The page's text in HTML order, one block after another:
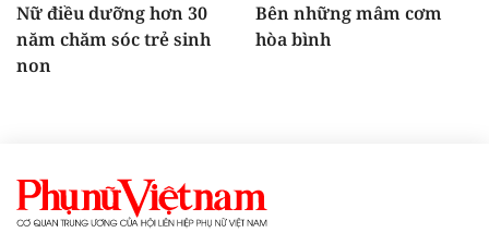
Nữ điều dưỡng hơn 30
năm chăm sóc trẻ sinh
non
Bên những mâm cơm
hòa bình